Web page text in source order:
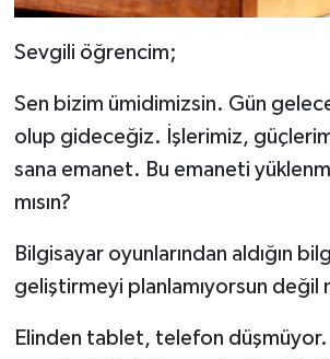
Sevgili öğrencim;
Sen bizim ümidimizsin. Gün
olup gideceğiz. İşlerimiz,
sana emanet. Bu emaneti
mısın?
Bilgisayar oyunlarından aldığın
geliştirmeyi planlamıyorsun değil
Elinden tablet, telefon düşmüyor.